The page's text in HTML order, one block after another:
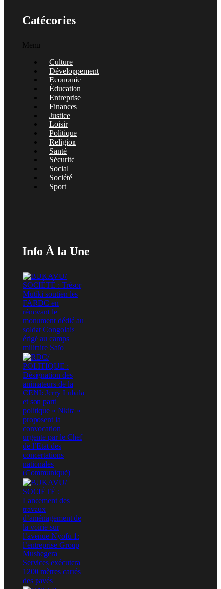
Catécories
Menu
Culture
Développement
Economie
Éducation
Entreprise
Finances
Justice
Loisir
Politique
Religion
Santé
Sécurité
Social
Société
Sport
Info À la Une